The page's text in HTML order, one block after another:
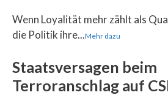
Wenn Loyalität mehr zählt als
die Politik ihre...Mehr dazu
Staatsversagen beim
Terroranschlag auf